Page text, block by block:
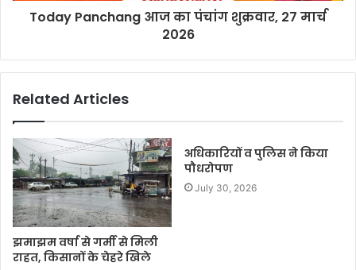
Today Panchang आज का पंचांग शुक्रवार, 27 मार्च
2026
Related Articles
झमाझम वर्षा से गर्मी से मिली
राहत, किसानों के चेहरे खिले
अधिकारियों व पुलिस ने किया
पौधरोपण
July 30, 2026